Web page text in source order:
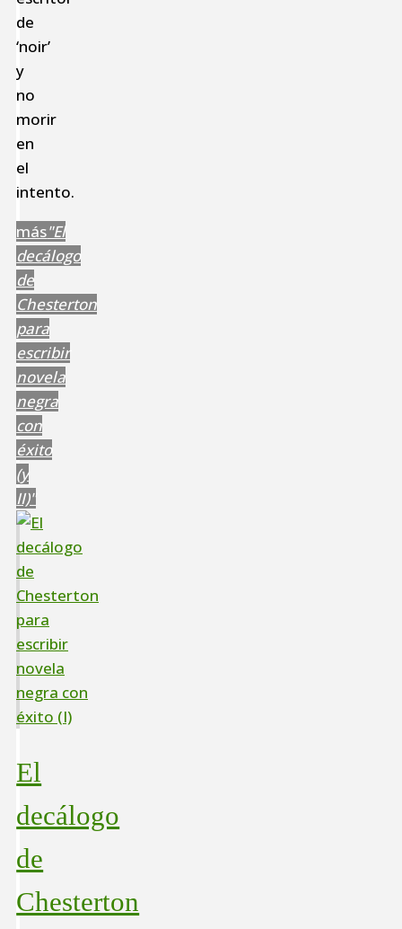
de
‘noir’
y
no
morir
en
el
intento.
más"El
decálogo
de
Chesterton
para
escribir
novela
negra
con
éxito
(y
II)"
El
decálogo
de
Chesterton